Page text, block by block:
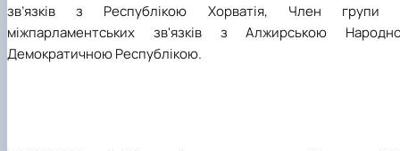
зв’язків з Республікою Хорватія, Член групи
міжпарламентських зв'язків з Алжирською
Демократичною Республікою.